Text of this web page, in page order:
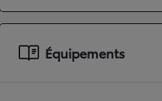
Équipements